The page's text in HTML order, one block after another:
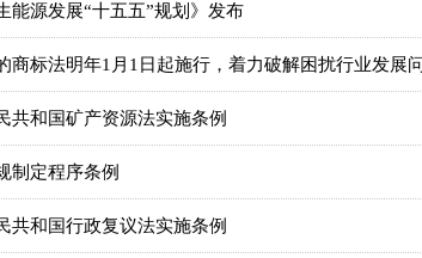
能源发展“十五五”规划》发布
共和国矿产资源法实施条例
制定程序条例
共和国行政复议法实施条例